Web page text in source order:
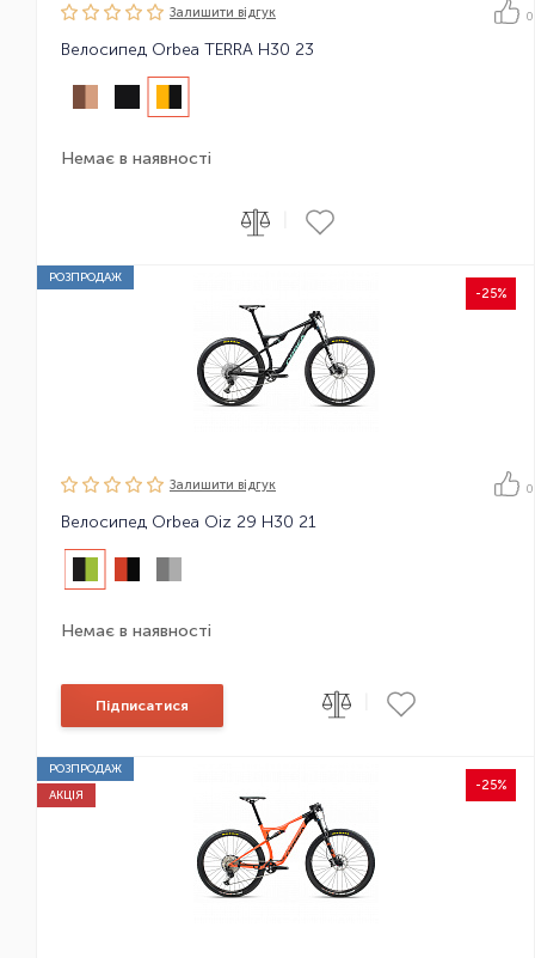
Залишити вiдгук 0
Велосипед Orbea TERRA H30 23
Немає в наявності
РОЗПРОДАЖ
-25%
Залишити вiдгук 0
Велосипед Orbea Oiz 29 H30 21
Немає в наявності
Підписатися
РОЗПРОДАЖ
-25%
АКЦІЯ